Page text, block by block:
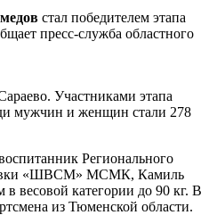
стал победителем этапа
пресс-служба областного
Участниками этапа
мужчин и женщин стали 278
Регионального
«ШВСМ» МСМК, Камиль
весовой категории до 90 кг. В
из Тюменской области.